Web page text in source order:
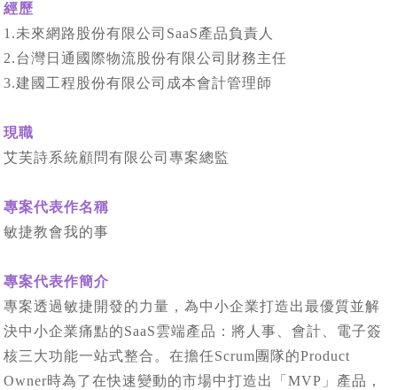
經歷
1.未來網路股份有限公司SaaS產品負責人
2.台灣日通國際物流股份有限公司財務主任
3.建國工程股份有限公司成本會計管理師
現職
艾芙詩系統顧問有限公司專案總監
專案代表作名稱
敏捷教會我的事
專案代表作簡介
專案透過敏捷開發的力量，為中小企業打造出最優質並解
決中小企業痛點的SaaS雲端產品：將人事、會計、電子簽
核三大功能一站式整合。在擔任Scrum團隊的Product
Owner時為了在快速變動的市場中打造出「MVP」產品，